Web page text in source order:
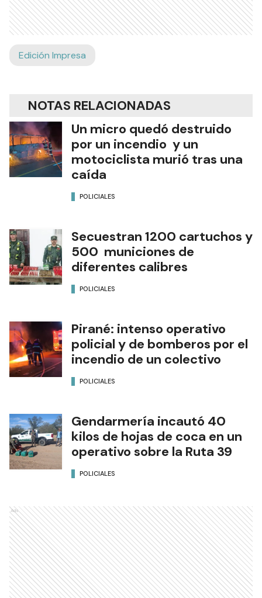
Edición Impresa
NOTAS RELACIONADAS
Un micro quedó destruido
por un incendio y un
motociclista murió tras una
caída
POLICIALES
Secuestran 1200 cartuchos y
500 municiones de
diferentes calibres
POLICIALES
Pirané: intenso operativo
policial y de bomberos por el
incendio de un colectivo
POLICIALES
Gendarmería incautó 40
kilos de hojas de coca en un
operativo sobre la Ruta 39
POLICIALES
Ads